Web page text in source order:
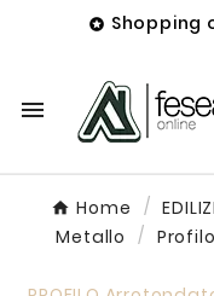
 Shopping

Home
Metallo